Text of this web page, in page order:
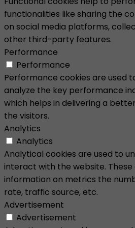
functionalities like sharing the
on social media platforms,
other third-party features.
Performance
Performance
Performance cookies are used
analyze the key performance
which helps in delivering a
the visitors.
Analytics
Analytics
Analytical cookies are used to
interact with the website.
information on metrics the
rate, traffic source, etc.
Advertisement
Advertisement